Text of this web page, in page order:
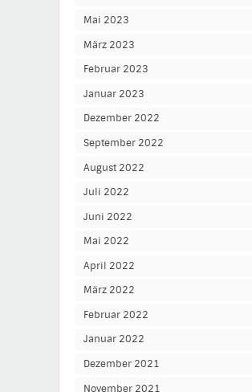
Mai 2023
März 2023
Februar 2023
Januar 2023
Dezember 2022
September 2022
August 2022
Juli 2022
Juni 2022
Mai 2022
April 2022
März 2022
Februar 2022
Januar 2022
Dezember 2021
November 2021